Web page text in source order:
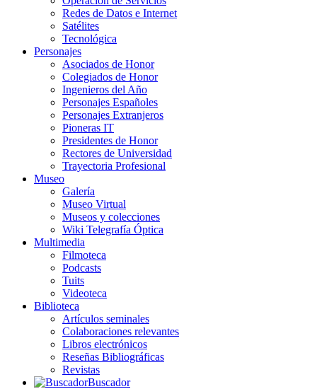
Redes de Datos e Internet
Satélites
Tecnológica
Personajes
Asociados de Honor
Colegiados de Honor
Ingenieros del Año
Personajes Españoles
Personajes Extranjeros
Pioneras IT
Presidentes de Honor
Rectores de Universidad
Trayectoria Profesional
Museo
Galería
Museo Virtual
Museos y colecciones
Wiki Telegrafía Óptica
Multimedia
Filmoteca
Podcasts
Tuits
Videoteca
Biblioteca
Artículos seminales
Colaboraciones relevantes
Libros electrónicos
Reseñas Bibliográficas
Revistas
Buscador